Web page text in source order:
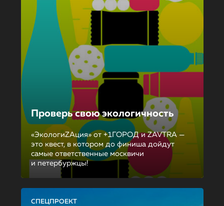
Проверь свою экологичность
«ЭкологиZAция» от +1ГОРОД и ZAVTRA —
это квест, в котором до финиша дойдут
самые ответственные москвичи
и петербуржцы!
СПЕЦПРОЕКТ